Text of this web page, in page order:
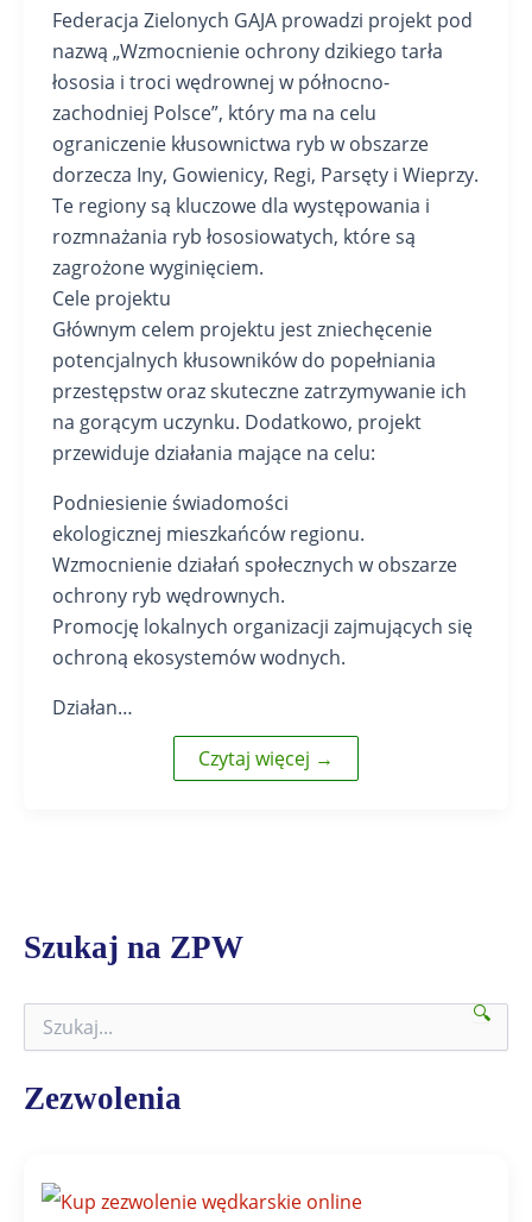
Federacja Zielonych GAJA prowadzi projekt pod
nazwą „Wzmocnienie ochrony dzikiego tarła
łososia i troci wędrownej w północno-
zachodniej Polsce”, który ma na celu
ograniczenie kłusownictwa ryb w obszarze
dorzecza Iny, Gowienicy, Regi, Parsęty i Wieprzy.
Te regiony są kluczowe dla występowania i
rozmnażania ryb łososiowatych, które są
zagrożone wyginięciem.
Cele projektu
Głównym celem projektu jest zniechęcenie
potencjalnych kłusowników do popełniania
przestępstw oraz skuteczne zatrzymywanie ich
na gorącym uczynku. Dodatkowo, projekt
przewiduje działania mające na celu:
Podniesienie świadomości
ekologicznej mieszkańców regionu.
Wzmocnienie działań społecznych w obszarze
ochrony ryb wędrownych.
Promocję lokalnych organizacji zajmujących się
ochroną ekosystemów wodnych.
Działan…
Czytaj więcej →
Szukaj na ZPW
k
a
🔍
Zezwolenia